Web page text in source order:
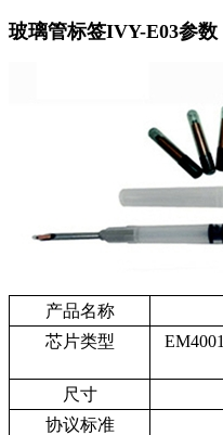
玻璃管标签IVY-E03参数
产品名称
芯片类型
EM4001
尺寸
协议标准